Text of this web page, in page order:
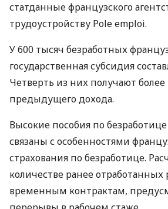
статданные французского
трудоустройству Pole emploi.
У 600 тысяч безработных
государственная субсидия
Четверть из них получают более
предыдущего дохода.
Высокие пособия по
связаны с особенностями
страхования по безработице.
количестве ранее
временным контрактам,